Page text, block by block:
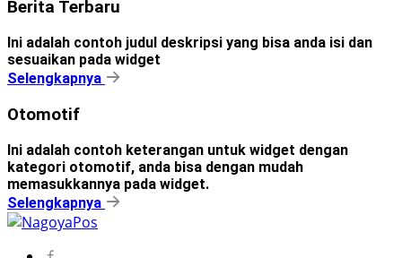
Berita Terbaru
Ini adalah contoh judul deskripsi yang bisa anda isi dan
sesuaikan pada widget
Selengkapnya
Otomotif
Ini adalah contoh keterangan untuk widget dengan
kategori otomotif, anda bisa dengan mudah
memasukkannya pada widget.
Selengkapnya